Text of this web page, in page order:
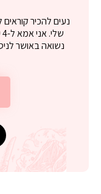
נעים להכיר קוראים
נשואה באושר